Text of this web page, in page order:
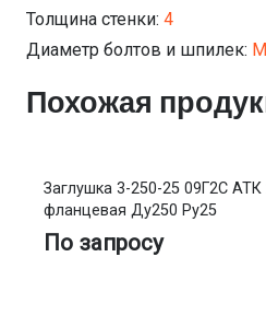
Толщина стенки: 4
Диаметр болтов и шпилек:
Похожая
Заглушка 3-250-25 09Г2С АТК
фланцевая Ду250 Ру25
По запросу